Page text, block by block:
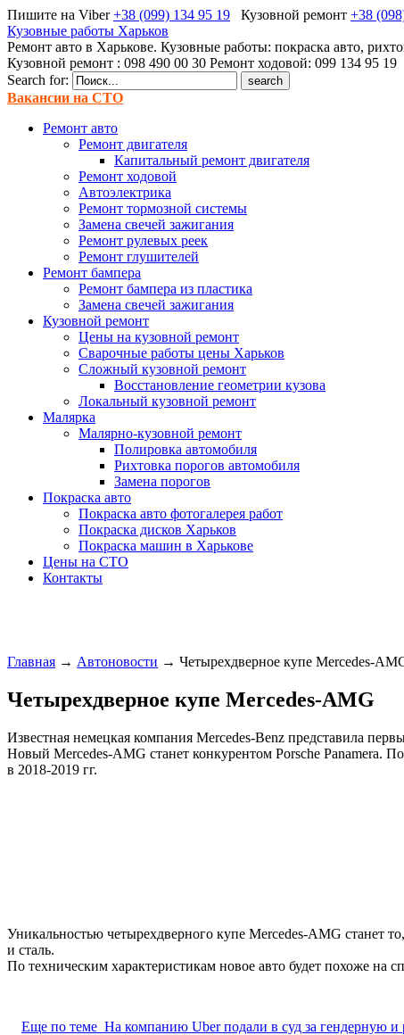
Пишите на Viber+38 (099) 134 95 19 Кузовной ремонт +38
Кузовные работы Харьков
Ремонт авто в Харькове. Кузовные работы: покраска авто,
Кузовной ремонт : 098 490 00 30 Ремонт ходовой: 099 134 95 19
Search for:
Вакансии на СТО
Ремонт авто
Ремонт двигателя
Капитальный ремонт двигателя
Ремонт ходовой
Автоэлектрика
Ремонт тормозной системы
Замена свечей зажигания
Ремонт рулевых реек
Ремонт глушителей
Ремонт бампера
Ремонт бампера из пластика
Замена свечей зажигания
Кузовной ремонт
Цены на кузовной ремонт
Сварочные работы цены Харьков
Сложный кузовной ремонт
Восстановление геометрии кузова
Локальный кузовной ремонт
Малярка
Малярно-кузовной ремонт
Полировка автомобиля
Рихтовка порогов автомобиля
Замена порогов
Покраска авто
Покраска авто фотогалерея работ
Покраска дисков Харьков
Покраска машин в Харькове
Цены на СТО
Контакты
Главная → Автоновости → Четырехдверное купе Mercedes-
Четырехдверное купе Mercedes-AMG
Известная немецкая компания Mercedes-Benz представила
Новый Mercedes-AMG станет конкурентом Porsche Panamera.
в 2018-2019 гг.
Уникальностью четырехдверного купе Mercedes-AMG станет
и сталь.
По техническим характеристикам новое авто будет похоже
Еще по теме На компанию Uber подали в суд за гендерную